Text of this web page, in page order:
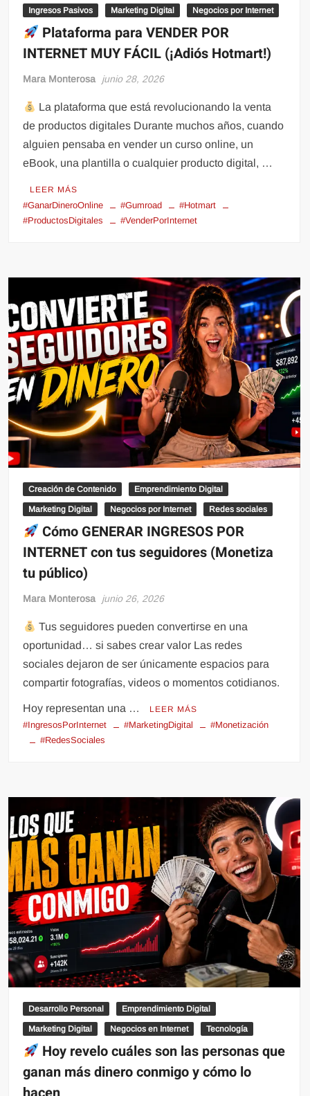
Ingresos Pasivos Marketing Digital Negocios por Internet
Plataforma para VENDER POR
INTERNET MUY FÁCIL (¡Adiós Hotmart!)
Mara Monterosa junio 28, 2026
La plataforma que está revolucionando la venta
de productos digitales Durante muchos años, cuando
alguien pensaba en vender un curso online, un
eBook, una plantilla o cualquier producto digital, …
LEER MÁS
#GanarDineroOnline #Gumroad
#Hotmart
#ProductosDigitales
#VenderPorInternet
Creación de Contenido Emprendimiento Digital
Marketing Digital Negocios por Internet Redes sociales
Cómo GENERAR INGRESOS POR
INTERNET con tus seguidores (Monetiza
tu público)
Mara Monterosa junio 26, 2026
Tus seguidores pueden convertirse en una
oportunidad… si sabes crear valor Las redes
sociales dejaron de ser únicamente espacios para
compartir fotografías, videos o momentos cotidianos.
Hoy representan una … LEER MÁS
#IngresosPorInternet #MarketingDigital
#Monetización
#RedesSociales
Desarrollo Personal Emprendimiento Digital
Marketing Digital Negocios en Internet Tecnología
Hoy revelo cuáles son las personas que
ganan más dinero conmigo y cómo lo